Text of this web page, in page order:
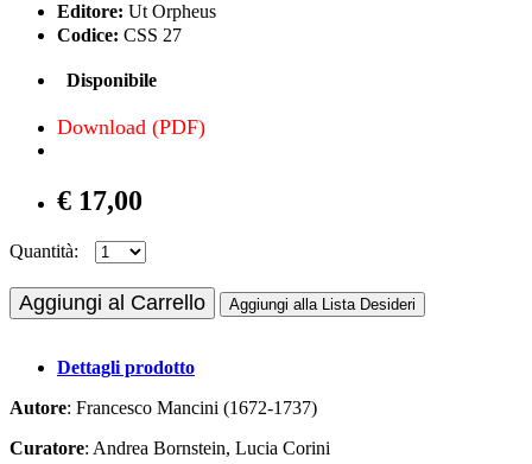
Editore: Ut Orpheus
Codice: CSS 27
Disponibile
Download (PDF)
€ 17,00
Quantità:
Aggiungi al Carrello Aggiungi alla Lista Desideri
Dettagli prodotto
Autore: Francesco Mancini (1672-1737)
Curatore: Andrea Bornstein, Lucia Corini